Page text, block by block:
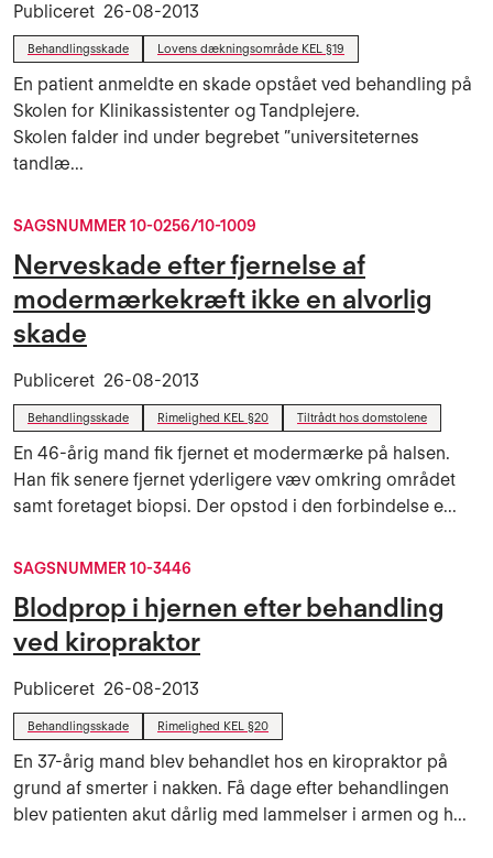
Publiceret 26-08-2013
Behandlingsskade Lovens dækningsområde KEL §19
En patient anmeldte en skade opstået ved behandling på
Skolen for Klinikassistenter og Tandplejere.
Skolen falder ind under begrebet ”universiteternes
tandlæ...
SAGSNUMMER 10-0256/10-1009
Nerveskade efter fjernelse af
modermærkekræft ikke en alvorlig
skade
Publiceret 26-08-2013
Behandlingsskade Rimelighed KEL §20 Tiltrådt hos domstolene
En 46-årig mand fik fjernet et modermærke på halsen.
Han fik senere fjernet yderligere væv omkring området
samt foretaget biopsi. Der opstod i den forbindelse e...
SAGSNUMMER 10-3446
Blodprop i hjernen efter behandling
ved kiropraktor
Publiceret 26-08-2013
Behandlingsskade Rimelighed KEL §20
En 37-årig mand blev behandlet hos en kiropraktor på
grund af smerter i nakken. Få dage efter behandlingen
blev patienten akut dårlig med lammelser i armen og h...